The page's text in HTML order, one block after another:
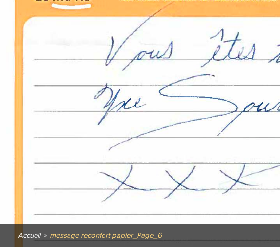
Accueil » message reconfort papier_Page_6